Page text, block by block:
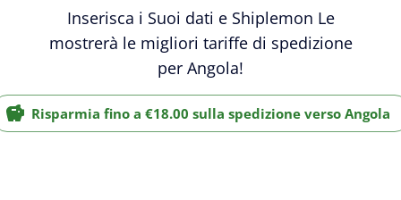
Inserisca i Suoi dati e Shiplemon Le
mostrerà le migliori tariffe di spedizione
per Angola!
Risparmia fino a €18.00 sulla spedizione verso Angola